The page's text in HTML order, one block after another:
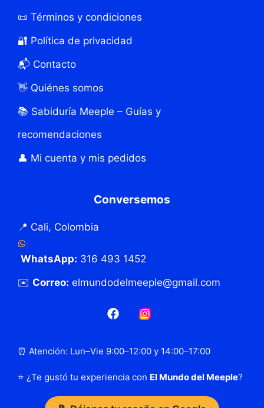
📜 Términos y condiciones
🔐 Política de privacidad
📬 Contacto
👋 Quiénes somos
📚 Sabiduría Meeple – Guías y
recomendaciones
👤 Mi cuenta y mis pedidos
Conversemos
📍 Cali, Colombia
WhatsApp: 316 493 1452
✉️ Correo: elmundodelmeeple@gmail.com
⏰ Atención: Lun–Vie 9:00–12:00 y 14:00–17:00
⭐ ¿Te gustó tu experiencia con El Mundo del Meeple?